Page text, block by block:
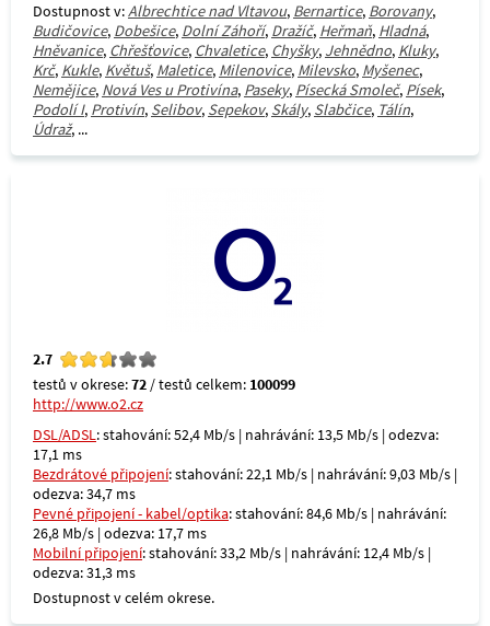
Dostupnost v:Albrechtice nad Vltavou, Bernartice, Borovany,
Budičovice, Dobešice, Dolní Záhoří, Dražíč, Heřmaň, Hladná,
Hněvanice, Chřešťovice, Chvaletice, Chyšky, Jehnědno, Kluky,
Krč, Kukle, Květuš, Maletice, Milenovice, Milevsko, Myšenec,
Nemějice, Nová Ves u Protivína, Paseky, Písecká Smoleč, Písek,
Podolí I, Protivín, Selibov, Sepekov, Skály, Slabčice, Tálín,
Údraž, ...
2.7
testů v okrese:72 / testů celkem: 100099
http://www.o2.cz
DSL/ADSL: stahování: 52,4 Mb/s | nahrávání: 13,5 Mb/s | odezva:
17,1 ms
Bezdrátové připojení: stahování: 22,1 Mb/s | nahrávání: 9,03 Mb/s |
odezva: 34,7 ms
Pevné připojení - kabel/optika: stahování: 84,6 Mb/s | nahrávání:
26,8 Mb/s | odezva: 17,7 ms
Mobilní připojení: stahování: 33,2 Mb/s | nahrávání: 12,4 Mb/s |
odezva: 31,3 ms
Dostupnost v celém okrese.